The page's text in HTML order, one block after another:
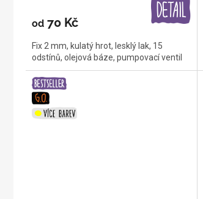
od 70 Kč
Fix 2 mm, kulatý hrot, lesklý lak, 15
odstínů, olejová báze, pumpovací ventil